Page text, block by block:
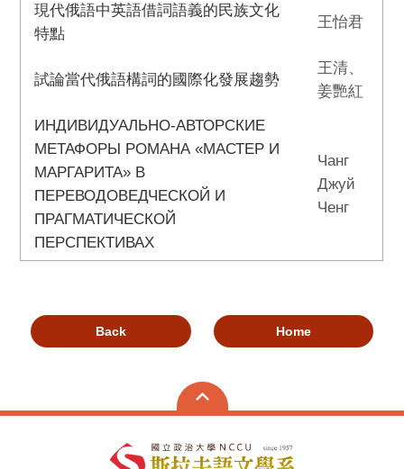
現代俄語中英語借詞語義的民族文化
特點
王怡君
試論當代俄語構詞的國際化發展趨勢
王清、
姜艷紅
ИНДИВИДУАЛЬНО-АВТОРСКИЕ
МЕТАФОРЫ РОМАНА «МАСТЕР И
МАРГАРИТА» В
ПЕРЕВОДОВЕДЧЕСКОЙ И
ПРАГМАТИЧЕСКОЙ
ПЕРСПЕКТИВАХ
Чанг
Джуй
Ченг
Back Home